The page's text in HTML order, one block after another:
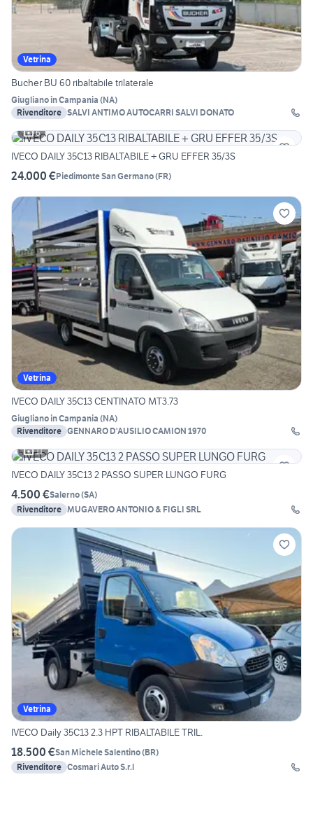
Vetrina
Bucher BU 60 ribaltabile trilaterale
Giugliano in Campania (NA)
Rivenditore SALVI ANTIMO AUTOCARRI SALVI DONATO
6
IVECO DAILY 35C13 RIBALTABILE + GRU EFFER 35/3S
24.000 €Piedimonte San Germano(FR)
Vetrina
IVECO DAILY 35C13 CENTINATO MT3.73
Giugliano in Campania (NA)
Rivenditore GENNARO D'AUSILIO CAMION 1970
11
IVECO DAILY 35C13 2 PASSO SUPER LUNGO FURG
4.500 €Salerno(SA)
Rivenditore MUGAVERO ANTONIO & FIGLI SRL
Vetrina
IVECO Daily 35C13 2.3 HPT RIBALTABILE TRIL.
18.500 €San Michele Salentino(BR)
Rivenditore Cosmari Auto S.r.l